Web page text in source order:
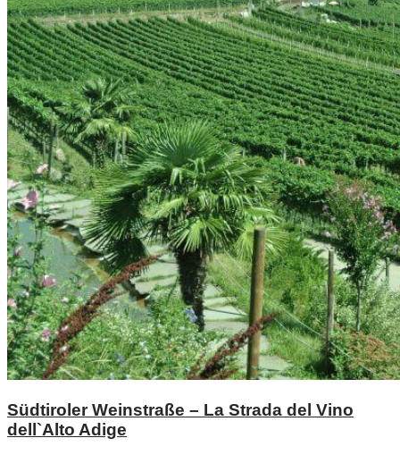
Südtiroler Weinstraße – La Strada del Vino
dell`Alto Adige